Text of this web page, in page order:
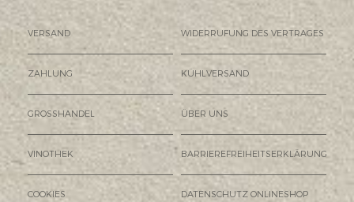
VERSAND WIDERRUFUNG DES VERTRAGES
ZAHLUNG KÜHLVERSAND
GROSSHANDEL ÜBER UNS
VINOTHEK BARRIEREFREIHEITSERKLÄRUNG
COOKIES DATENSCHUTZ ONLINESHOP